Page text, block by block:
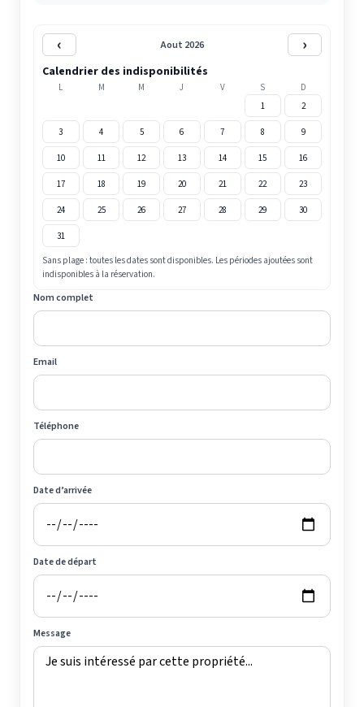
‹ Aout 2026 ›
Calendrier des indisponibilités
L M M J V S
D
1
2
3 4 5 6 7 8 9
10 11 12 13 14 15 16
17 18 19 20 21 22 23
24 25 26 27 28 29 30
31
Sans plage : toutes les dates sont disponibles. Les périodes ajoutées sont
indisponibles à la réservation.
Nom complet
Email
Téléphone
Date d’arrivée
Date de départ
Message